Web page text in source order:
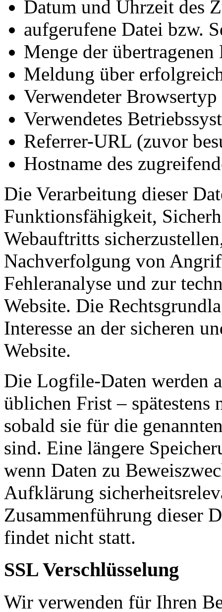
Datum und Uhrzeit des
aufgerufene Datei bzw.
Menge der übertragenen
Meldung über
Verwendeter
Verwendetes
Referrer-URL (zuvor
Hostname des
Die Verarbeitung dieser
Funktionsfähigkeit,
Webauftritts
Nachverfolgung von
Fehleranalyse und zur
Website. Die
Interesse an der sicheren
Website.
Die Logfile-Daten werden
üblichen Frist – spätestens
sobald sie für die
sind. Eine längere
wenn Daten zu
Aufklärung
Zusammenführung dieser
findet nicht statt.
SSL Verschlüsselung
Wir verwenden für Ihren